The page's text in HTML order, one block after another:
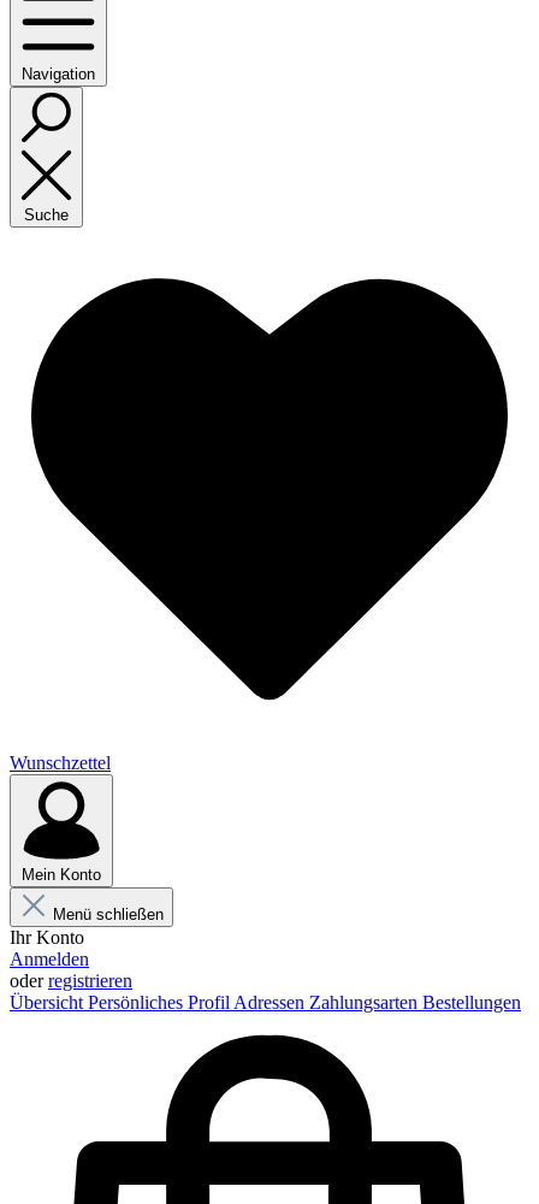
Navigation
Suche
Wunschzettel
Mein Konto
Menü schließen
Ihr Konto
Anmelden
oderregistrieren
Übersicht Persönliches Profil Adressen Zahlungsarten Bestellungen